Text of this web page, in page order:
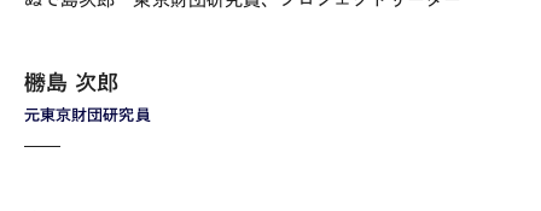
元東京財団研究員
橳島 次郎